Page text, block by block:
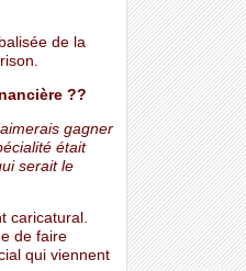
de la
??
gagner
était
serait le
caricatural.
de faire
qui viennent